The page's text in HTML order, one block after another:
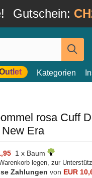
Gutschein:
Kategorien
rosa Cuff
Era
1 x Baum
legen, zur
Zahlungen von EUR